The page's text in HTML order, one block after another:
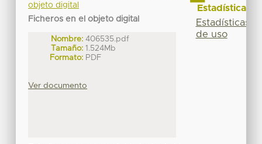
objeto digital
Ficheros en el objeto digital
Nombre: 406535.pdf
Tamaño: 1.524Mb
Formato: PDF
Ver documento
Estadísticas
Estadísticas
de uso